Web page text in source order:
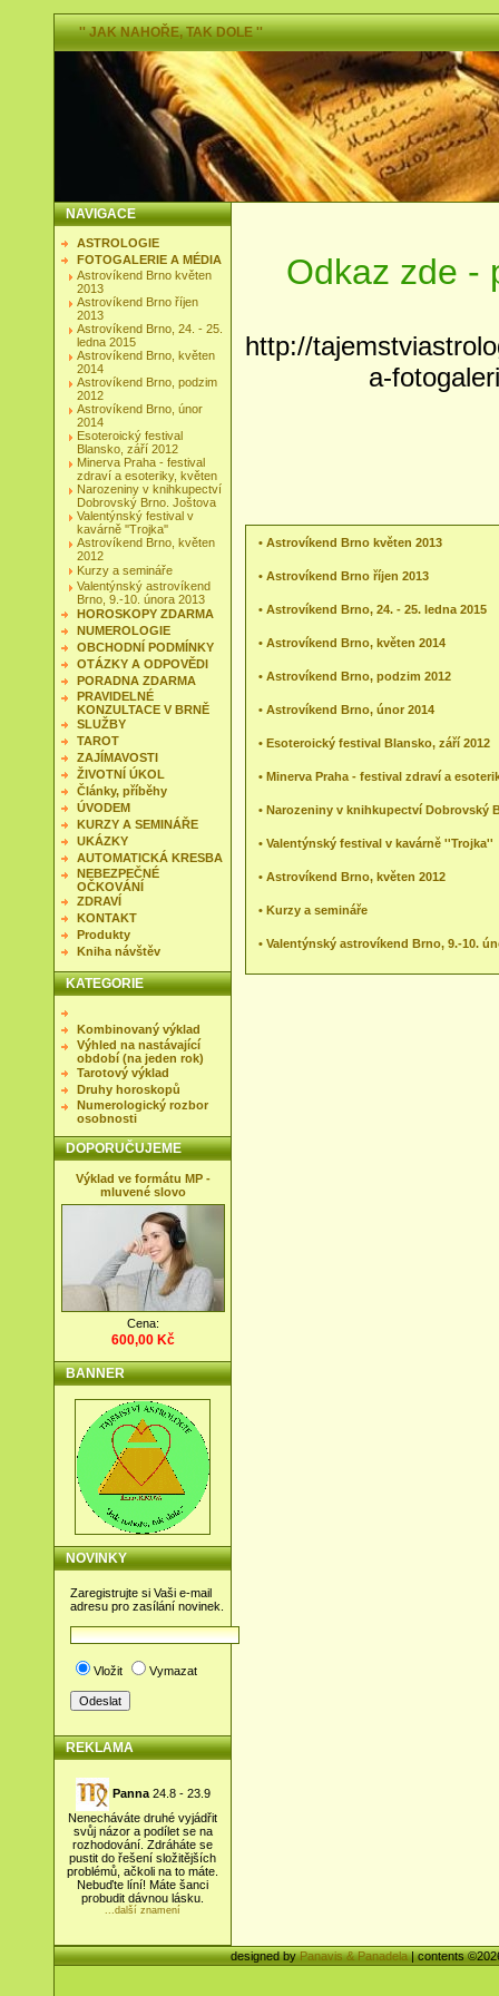
'' JAK NAHOŘE, TAK DOLE ''
NAVIGACE
ASTROLOGIE
FOTOGALERIE A MÉDIA
Astrovíkend Brno květen
2013
Astrovíkend Brno říjen
2013
Astrovíkend Brno, 24. - 25.
ledna 2015
Astrovíkend Brno, květen
2014
Astrovíkend Brno, podzim
2012
Astrovíkend Brno, únor
2014
Esoteroický festival
Blansko, září 2012
Minerva Praha - festival
zdraví a esoteriky, květen
Narozeniny v knihkupectví
Dobrovský Brno. Joštova
Valentýnský festival v
kavárně ''Trojka''
Astrovíkend Brno, květen
2012
Kurzy a semináře
Valentýnský astrovíkend
Brno, 9.-10. února 2013
HOROSKOPY ZDARMA
NUMEROLOGIE
OBCHODNÍ PODMÍNKY
OTÁZKY A ODPOVĚDI
PORADNA ZDARMA
PRAVIDELNÉ
KONZULTACE V BRNĚ
SLUŽBY
TAROT
ZAJÍMAVOSTI
ŽIVOTNÍ ÚKOL
Články, příběhy
ÚVODEM
KURZY A SEMINÁŘE
UKÁZKY
AUTOMATICKÁ KRESBA
NEBEZPEČNÉ
OČKOVÁNÍ
ZDRAVÍ
KONTAKT
Produkty
Kniha návštěv
KATEGORIE
Kombinovaný výklad
Výhled na nastávající
období (na jeden rok)
Tarotový výklad
Druhy horoskopů
Numerologický rozbor
osobnosti
DOPORUČUJEME
Výklad ve formátu MP -
mluvené slovo
Cena:
600,00 Kč
BANNER
NOVINKY
Zaregistrujte si Vaši e-mail
adresu pro zasílání novinek.
Vložit Vymazat
REKLAMA
Panna24.8 - 23.9
Nenecháváte druhé vyjádřit
svůj názor a podílet se na
rozhodování. Zdráháte se
pustit do řešení složitějších
problémů, ačkoli na to máte.
Nebuďte líní! Máte šanci
probudit dávnou lásku.
...další znamení
Odkaz zde -
http://
a-
• Astrovíkend Brno květen 2013
• Astrovíkend Brno říjen 2013
• Astrovíkend Brno, 24. - 25. ledna 2015
• Astrovíkend Brno, květen 2014
• Astrovíkend Brno, podzim 2012
• Astrovíkend Brno, únor 2014
• Esoteroický festival Blansko, září 2012
• Minerva Praha - festival zdraví a
• Narozeniny v knihkupectví Dobrovský
• Valentýnský festival v kavárně ''Trojka''
• Astrovíkend Brno, květen 2012
• Kurzy a semináře
• Valentýnský astrovíkend Brno, 9.-10.
designed byPanavis & Panadela| contents